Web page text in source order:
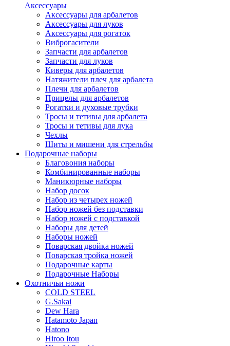
Аксессуары
Аксессуары для арбалетов
Аксессуары для луков
Аксессуары для рогаток
Виброгасители
Запчасти для арбалетов
Запчасти для луков
Киверы для арбалетов
Натяжители плеч для арбалета
Плечи для арбалетов
Прицелы для арбалетов
Рогатки и духовые трубки
Тросы и тетивы для арбалета
Тросы и тетивы для лука
Чехлы
Щиты и мишени для стрельбы
Подарочные наборы
Благовония наборы
Комбинированные наборы
Маникюрные наборы
Набор досок
Набор из четырех ножей
Набор ножей без подставки
Набор ножей с подставкой
Наборы для детей
Наборы ножей
Поварская двойка ножей
Поварская тройка ножей
Подарочные карты
Подарочные Наборы
Охотничьи ножи
COLD STEEL
G.Sakai
Dew Hara
Hatamoto Japan
Hatono
Hiroo Itou